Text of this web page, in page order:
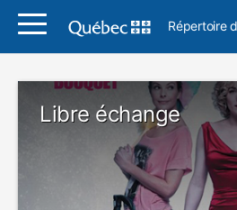
Répertoire
Libre échange